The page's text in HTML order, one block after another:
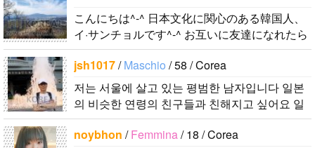
こんにちは^-^ 日本文化に関心のある韓国人、
イ·サンチョルです^-^ お互いに友達になれたら
いいなと思います^-^ どうぞよろしくお願いし
ます^..
jsh1017/Maschio / 58 / Corea
저는 서울에 살고 있는 평범한 남자입니다 일본
의 비슷한 연령의 친구들과 친해지고 싶어요 일
본에 가면 좋은 곳 소개 시켜주면 감사하겠습니
다 반대로 한국에 오시면 가이드 해 드릴..
noybhon /Femmina/ 18 / Corea